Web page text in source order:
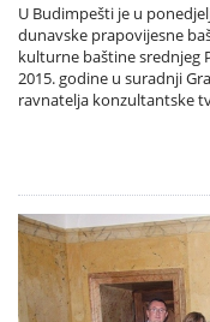
U Budimpešti je u
dunavske prapovijesne
kulturne baštine srednjeg
2015. godine u suradnji
ravnatelja konzultantske